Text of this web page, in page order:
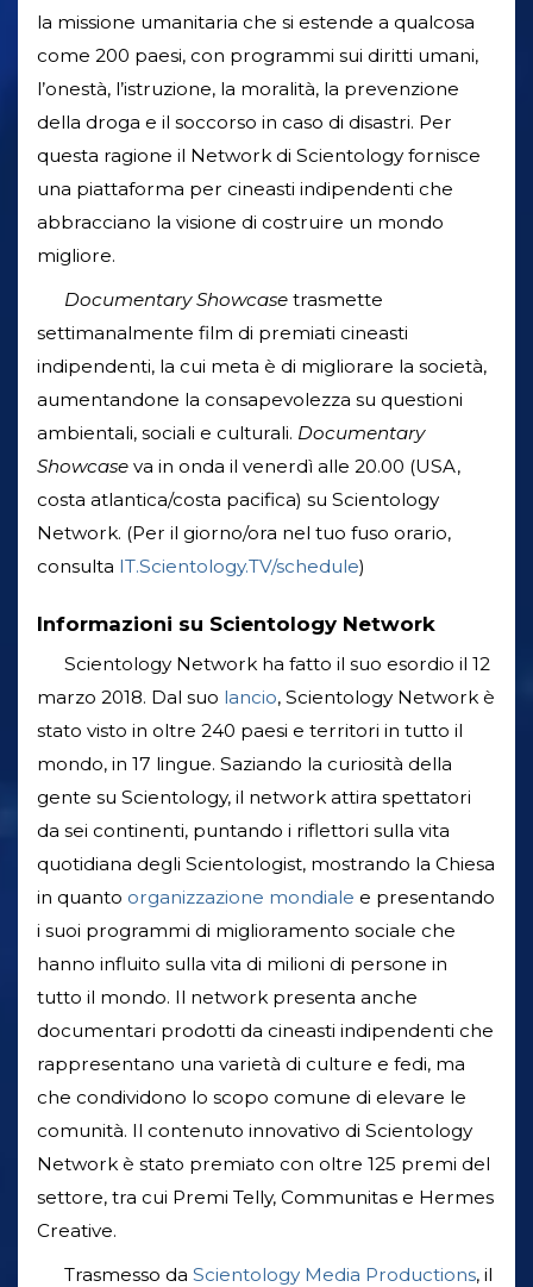
la missione umanitaria che si estende a qualcosa
come 200 paesi, con programmi sui diritti umani,
l’onestà, l’istruzione, la moralità, la prevenzione
della droga e il soccorso in caso di disastri. Per
questa ragione il Network di Scientology fornisce
una piattaforma per cineasti indipendenti che
abbracciano la visione di costruire un mondo
migliore.
Documentary Showcase trasmette
settimanalmente film di premiati cineasti
indipendenti, la cui meta è di migliorare la società,
aumentandone la consapevolezza su questioni
ambientali, sociali e culturali. Documentary
Showcase va in onda il venerdì alle 20.00 (USA,
costa atlantica/costa pacifica) su Scientology
Network. (Per il giorno/ora nel tuo fuso orario,
consulta IT.Scientology.TV/schedule)
Informazioni su Scientology Network
Scientology Network ha fatto il suo esordio il 12
marzo 2018. Dal suo lancio, Scientology Network è
stato visto in oltre 240 paesi e territori in tutto il
mondo, in 17 lingue. Saziando la curiosità della
gente su Scientology, il network attira spettatori
da sei continenti, puntando i riflettori sulla vita
quotidiana degli Scientologist, mostrando la Chiesa
in quanto organizzazione mondiale e presentando
i suoi programmi di miglioramento sociale che
hanno influito sulla vita di milioni di persone in
tutto il mondo. Il network presenta anche
documentari prodotti da cineasti indipendenti che
rappresentano una varietà di culture e fedi, ma
che condividono lo scopo comune di elevare le
comunità. Il contenuto innovativo di Scientology
Network è stato premiato con oltre 125 premi del
settore, tra cui Premi Telly, Communitas e Hermes
Creative.
Trasmesso da Scientology Media Productions, il